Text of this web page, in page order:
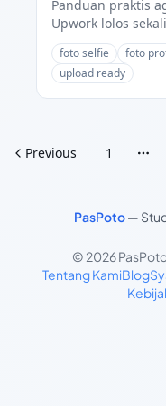
Panduan praktis
Upwork lolos
pencahayaan
KYC freelance
foto selfie foto
upload ready
Previous 1
PasPoto—
© 2026
Tentang KamiBlog